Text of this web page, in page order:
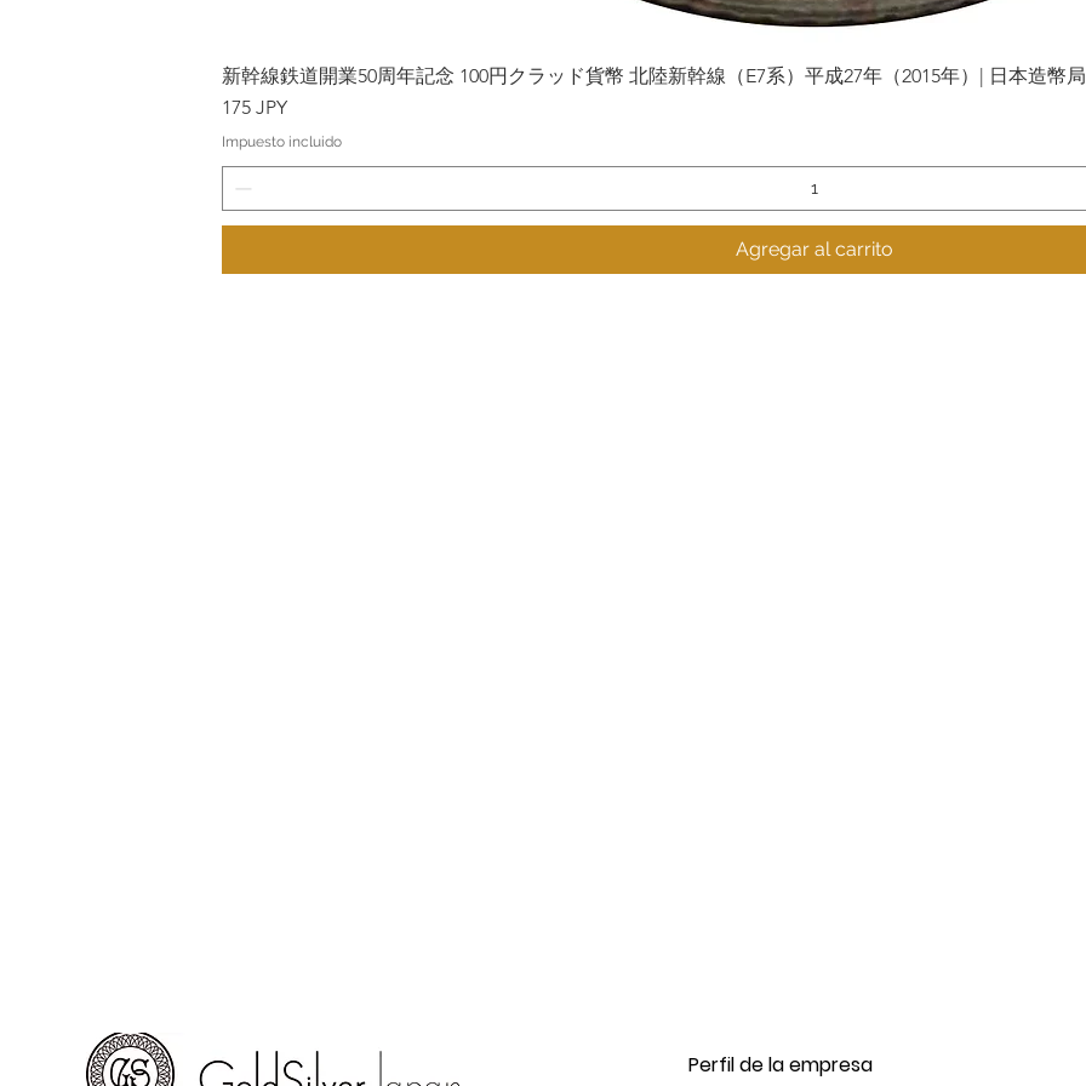
Vista rápida
新幹線鉄道開業50周年記念 100円クラッド貨幣 北陸新幹線（E7系）平成27年（2015年）| 日本造幣
Precio
175 JPY
Impuesto incluido
Agregar al carrito
Perfil de la empresa